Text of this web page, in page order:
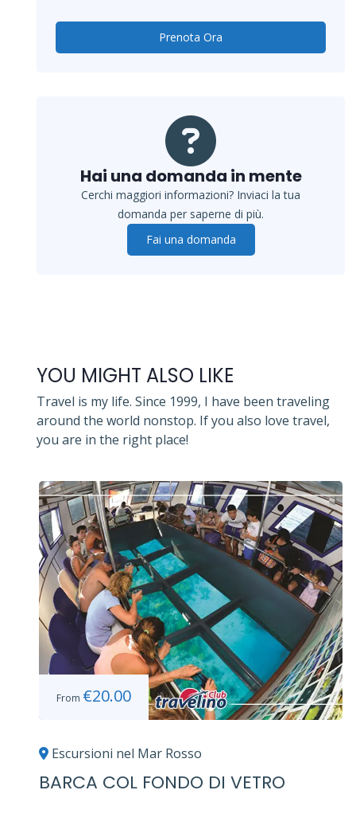
Prenota Ora
Hai una domanda in mente
Cerchi maggiori informazioni? Inviaci la tua
domanda per saperne di più.
Fai una domanda
YOU MIGHT ALSO LIKE
Travel is my life. Since 1999, I have been traveling
around the world nonstop. If you also love travel,
you are in the right place!
From €20.00
Escursioni nel Mar Rosso
BARCA COL FONDO DI VETRO